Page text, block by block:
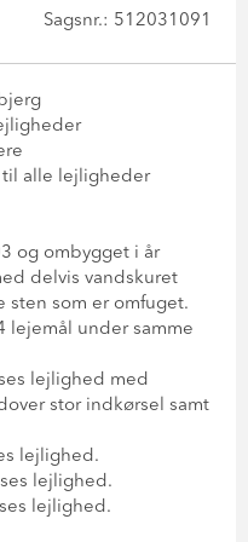
Sagsnr.: 512031091
alle lejligheder
og ombygget i år
delvis vandskuret
sten som er omfuget.
lejemål under samme
lejlighed med
stor indkørsel samt
lejlighed.
lejlighed.
lejlighed.